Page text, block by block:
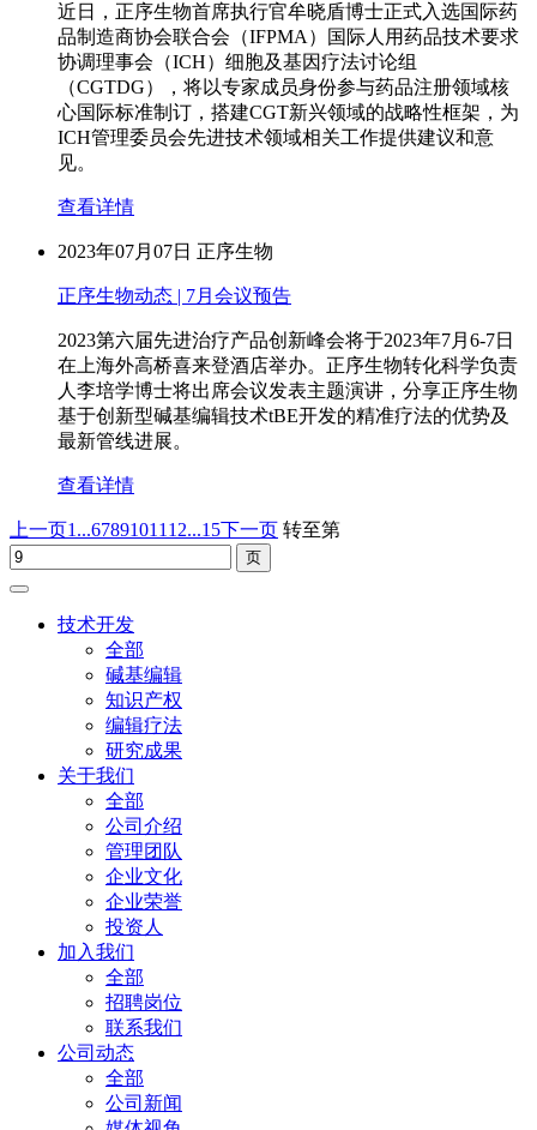
近日，正序生物首席执行官牟晓盾博士正式入选国际药
品制造商协会联合会（IFPMA）国际人用药品技术要求
协调理事会（ICH）细胞及基因疗法讨论组
（CGTDG），将以专家成员身份参与药品注册领域核
心国际标准制订，搭建CGT新兴领域的战略性框架，为
ICH管理委员会先进技术领域相关工作提供建议和意
见。
查看详情
2023年07月07日 正序生物
正序生物动态 | 7月会议预告
2023第六届先进治疗产品创新峰会将于2023年7月6-7日
在上海外高桥喜来登酒店举办。正序生物转化科学负责
人李培学博士将出席会议发表主题演讲，分享正序生物
基于创新型碱基编辑技术tBE开发的精准疗法的优势及
最新管线进展。
查看详情
上一页1...67891011 12...15下一页 转至第
技术开发
全部
碱基编辑
知识产权
编辑疗法
研究成果
关于我们
全部
公司介绍
管理团队
企业文化
企业荣誉
投资人
加入我们
全部
招聘岗位
联系我们
公司动态
全部
公司新闻